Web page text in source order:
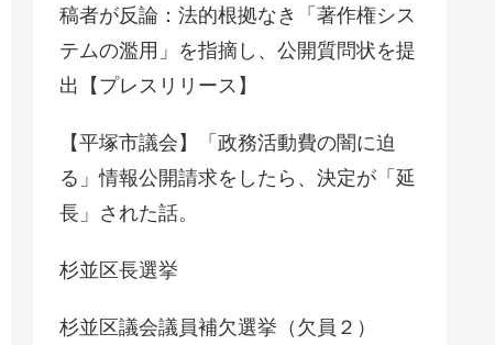
稿者が反論：法的根拠なき「著作権シス
テムの濫用」を指摘し、公開質問状を提
出【プレスリリース】
【平塚市議会】「政務活動費の闇に迫
る」情報公開請求をしたら、決定が「延
長」された話。
杉並区長選挙
杉並区議会議員補欠選挙（欠員２）